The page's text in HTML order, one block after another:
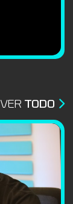
VER TODO